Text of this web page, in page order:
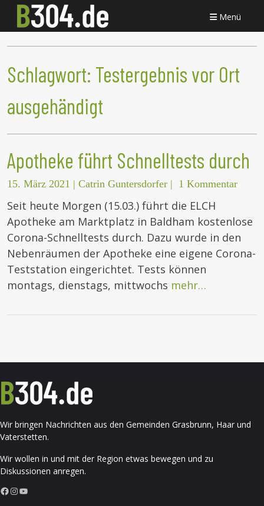
Menü
Schlagwort: Testergebnis vor Ort
ausgehändigt
Apotheke führt Schnelltests durch
15. März 2021 | Catrin Guntersdorfer | 1 Kommentar
Seit heute Morgen (15.03.) führt die ELCH
Apotheke am Marktplatz in Baldham kostenlose
Corona-Schnelltests durch. Dazu wurde in den
Nebenräumen der Apotheke eine eigene Corona-
Teststation eingerichtet. Tests können
montags, dienstags, mittwochs mehr…
Wir bringen Nachrichten aus den Gemeinden Grasbrunn, Haar und
Vaterstetten.
Wir wollen in und mit der Region etwas bewegen und zu
Diskussionen anregen.
Facebook InstagramYouTube